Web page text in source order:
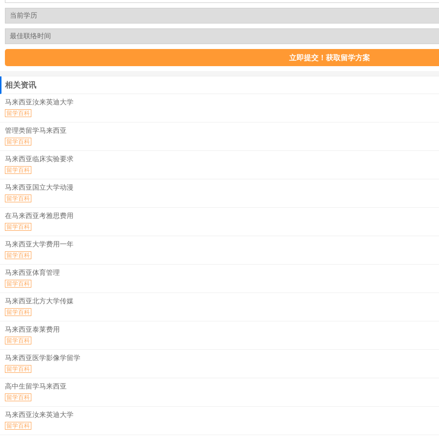
相关资讯
马来西亚汝来英迪大学
留学百科
管理类留学马来西亚
留学百科
马来西亚临床实验要求
留学百科
马来西亚国立大学动漫
留学百科
在马来西亚考雅思费用
留学百科
马来西亚大学费用一年
留学百科
马来西亚体育管理
留学百科
马来西亚北方大学传媒
留学百科
马来西亚泰莱费用
留学百科
马来西亚医学影像学留学
留学百科
高中生留学马来西亚
留学百科
马来西亚汝来英迪大学
留学百科